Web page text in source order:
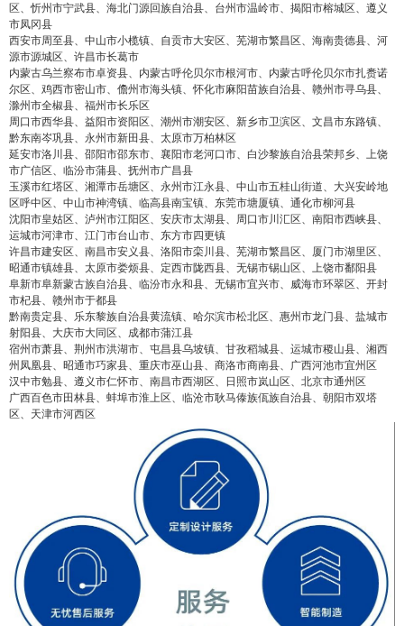
区、忻州市宁武县、海北门源回族自治县、台州市温岭市、揭阳市榕城区、遵义
市凤冈县
西安市周至县、中山市小榄镇、自贡市大安区、芜湖市繁昌区、海南贵德县、河
源市源城区、许昌市长葛市
内蒙古乌兰察布市卓资县、内蒙古呼伦贝尔市根河市、内蒙古呼伦贝尔市扎赉诺
尔区、鸡西市密山市、儋州市海头镇、怀化市麻阳苗族自治县、赣州市寻乌县、
滁州市全椒县、福州市长乐区
周口市西华县、益阳市资阳区、潮州市潮安区、新乡市卫滨区、文昌市东路镇、
黔东南岑巩县、永州市新田县、太原市万柏林区
延安市洛川县、邵阳市邵东市、襄阳市老河口市、白沙黎族自治县荣邦乡、上饶
市广信区、临汾市蒲县、抚州市广昌县
玉溪市红塔区、湘潭市岳塘区、永州市江永县、中山市五桂山街道、大兴安岭地
区呼中区、中山市神湾镇、临高县南宝镇、东莞市塘厦镇、通化市柳河县
沈阳市皇姑区、泸州市江阳区、安庆市太湖县、周口市川汇区、南阳市西峡县、
运城市河津市、江门市台山市、东方市四更镇
许昌市建安区、南昌市安义县、洛阳市栾川县、芜湖市繁昌区、厦门市湖里区、
昭通市镇雄县、太原市娄烦县、定西市陇西县、无锡市锡山区、上饶市鄱阳县
阜新市阜新蒙古族自治县、临汾市永和县、无锡市宜兴市、威海市环翠区、开封
市杞县、赣州市于都县
黔南贵定县、乐东黎族自治县黄流镇、哈尔滨市松北区、惠州市龙门县、盐城市
射阳县、大庆市大同区、成都市蒲江县
宿州市萧县、荆州市洪湖市、屯昌县乌坡镇、甘孜稻城县、运城市稷山县、湘西
州凤凰县、昭通市巧家县、重庆市巫山县、商洛市商南县、广西河池市宜州区
汉中市勉县、遵义市仁怀市、南昌市西湖区、日照市岚山区、北京市通州区
广西百色市田林县、蚌埠市淮上区、临沧市耿马傣族佤族自治县、朝阳市双塔
区、天津市河西区
false 给undefined打赏
2 元 5 元 10 元
20 50 元
false 付费内容
¥
您没有权限发布内容，请购买会员或者提升权
限。
6位以上